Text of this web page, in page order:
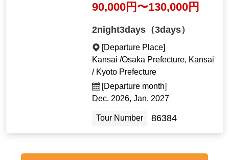
90,000円〜130,000円
2night3days（3days）
[Departure Place]
Kansai /Osaka Prefecture, Kansai
/ Kyoto Prefecture
[Departure month]
Dec. 2026, Jan. 2027
Tour Number 86384